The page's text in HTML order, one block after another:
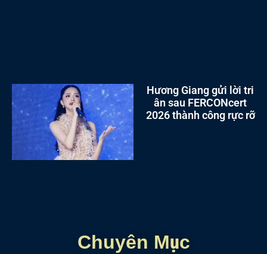
Hương Giang gửi lời tri
ân sau FERCONcert
2026 thành công rực rỡ
Chuyên Mục